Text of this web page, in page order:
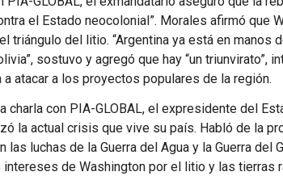
el Estado neocolonial”. Morales afirmó que
triángulo del litio. “Argentina ya está en manos
sostuvo y agregó que hay “un triunvirato”,
atacar a los proyectos populares de la región.
charla con PIA-GLOBAL, el expresidente del
la actual crisis que vive su país. Habló de la
las luchas de la Guerra del Agua y la Guerra del
de Washington por el litio y las tierras